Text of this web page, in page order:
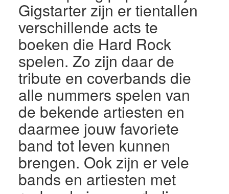
Gigstarter zijn er tientallen
verschillende acts te
boeken die Hard Rock
spelen. Zo zijn daar de
tribute en coverbands die
alle nummers spelen van
de bekende artiesten en
daarmee jouw favoriete
band tot leven kunnen
brengen. Ook zijn er vele
bands en artiesten met